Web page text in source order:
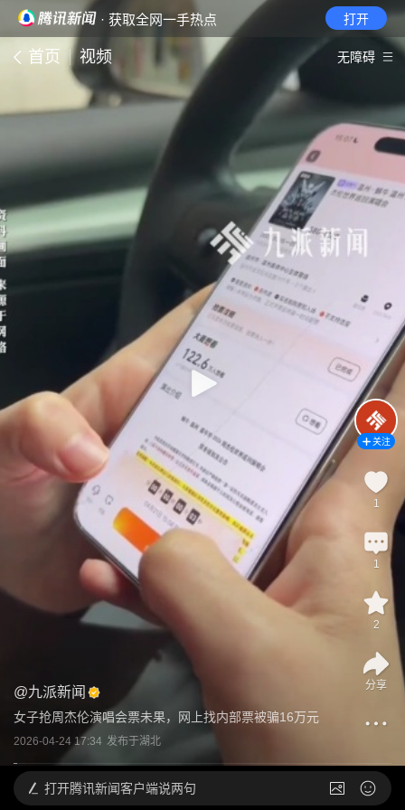
· 获取全网一手热点 打开
首页 视频 无障碍
@九派新闻
女子抢周杰伦演唱会票未果，网上找内部票被骗16万元
2026-04-24 17:34 发布于湖北
关注
1
1
2
分享
打开腾讯新闻客户端说两句